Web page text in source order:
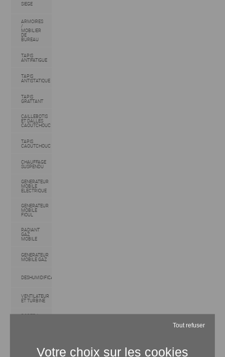
SIEGE
ARMOIRES
/
MOBILIER
DE
BUREAU
TAPIS
ANTIFATIGUE
TAPIS
ANTISTATIQUE
TAPIS
GRATTANT
CAILLEBOTIS
ET DALLES
CAOUTCHOUC
TAPIS
CAOUTCHOUC
CHAUFFAGE
SUSPENDU
GENERATEUR
MOBILE
ELECTRIQUE
GENERATEUR
MOBILE
FIOUL
RADIANT
GAZ
MOBILE
GENERATEUR
MOBILE GAZ
DESHUMIDIFICATEUR
VENTILATEUR
ET TURBINE
PORTE A
Tout refuser